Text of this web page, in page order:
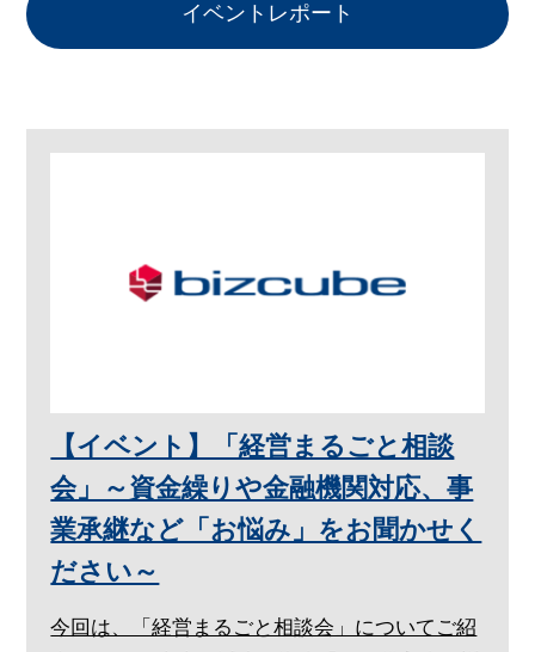
イベントレポート
【イベント】「経営まるごと相談
会」～資金繰りや金融機関対応、事
業承継など「お悩み」をお聞かせく
ださい～
今回は、「経営まるごと相談会」についてご紹